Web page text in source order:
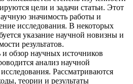
цели и задачи статьи. Этот
значимость работы и
исследования. В некоторых
указание научной новизны и
результатов.
и обзор научных источников
анализ научной
Рассматриваются
теории и результаты